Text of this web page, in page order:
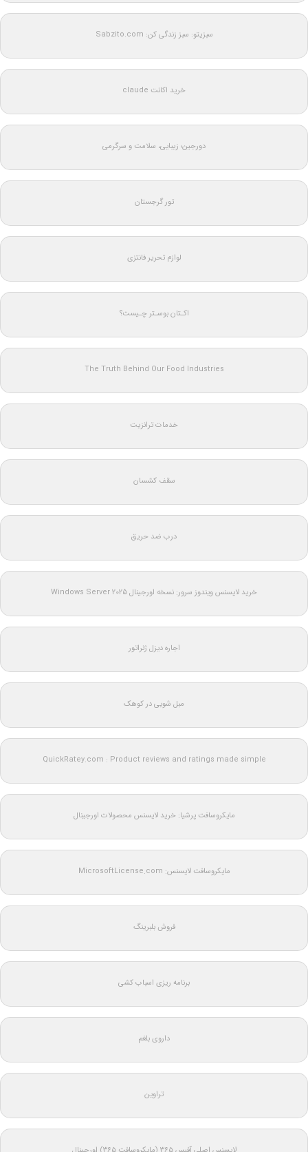
سبزیتو: سبز زندگی کن: Sabzito.com
خرید اکانت claude
دورجین؛ زیبایی، سلامت و سرگرمی
تور گرجستان
لوازم تحریر فانتزی
اکـتان بوسـتر چـیست؟
The Truth Behind Our Food Industries
خدمات ترانزیت
سقف کشسان
درب ضد حریق
خرید لایسنس ویندوز سرور: نسخه اورجینال Windows Server 2025
اجاره دیزل ژنراتور
مبل شویی در کوهک
QuickRatey.com : Product reviews and ratings made simple
مایکروسافت پرشیا: خرید لایسنس محصولات اورجینال
مایکروسافت لایسنس: MicrosoftLicense.com
فروش بلبرینگ
برنامه ریزی اسباب کشی
داروی بلغم
تراوین